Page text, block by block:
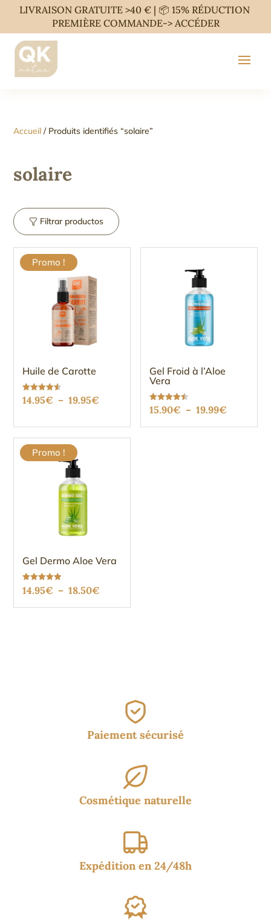
LIVRAISON GRATUITE >40 € | 📦 15% RÉDUCTION
PREMIÈRE COMMANDE-> ACCÉDER
Accueil / Produits identifiés “solaire”
solaire
Filtrar productos
Promo !
Huile de Carotte
Note
4.56
14.95€ – 19.95€
Gel Froid à l’Aloe
Vera
Note
4.49
15.90€ – 19.99€
de
Promo !
Gel Dermo Aloe Vera
Note
5.00
14.95€ – 18.50€
de
Paiement sécurisé
Cosmétique naturelle
Expédition en 24/48h